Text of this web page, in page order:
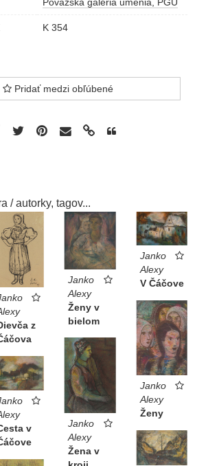
Považská galéria umenia, PGU
K 354
Pridať medzi obľúbené
/ autorky, tagov...
z
Janko
Alexy
Ženy v
bielom
Janko
Alexy
V Čáčove
Janko
Alexy
Ženy
Janko
Alexy
Žena v
v